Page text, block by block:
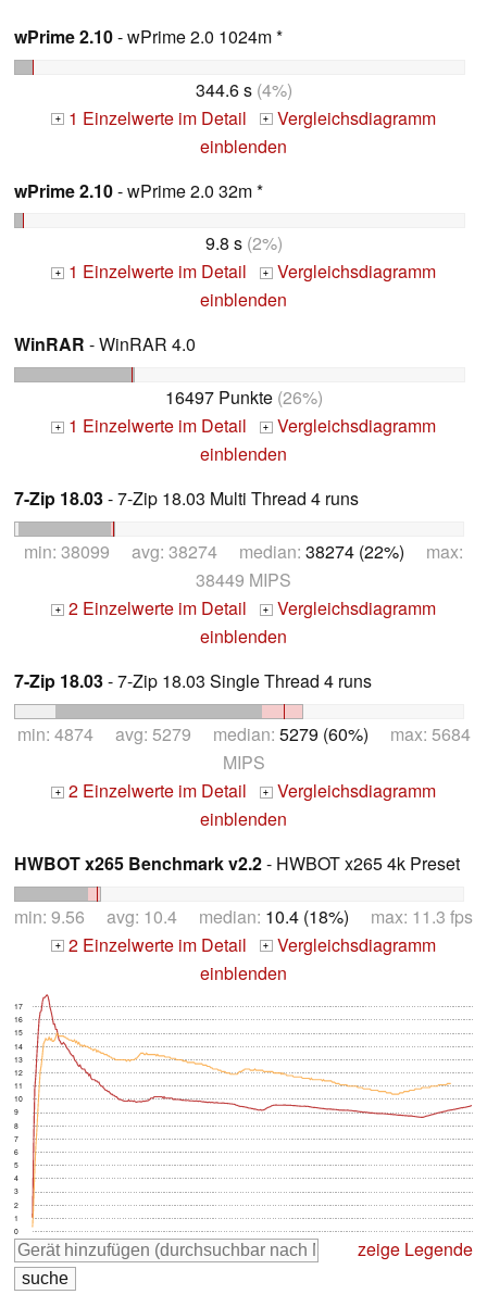
wPrime 2.10- wPrime 2.0 1024m *
344.6 s(4%)
+ 1 Einzelwerte im Detail + Vergleichsdiagramm
einblenden
wPrime 2.10- wPrime 2.0 32m *
9.8 s(2%)
+ 1 Einzelwerte im Detail + Vergleichsdiagramm
einblenden
WinRAR - WinRAR 4.0
16497 Punkte(26%)
+ 1 Einzelwerte im Detail + Vergleichsdiagramm
einblenden
7-Zip 18.03- 7-Zip 18.03 Multi Thread 4 runs
min: 38099 avg: 38274 median: 38274 (22%) max:
38449 MIPS
+ 2 Einzelwerte im Detail + Vergleichsdiagramm
einblenden
7-Zip 18.03- 7-Zip 18.03 Single Thread 4 runs
min: 4874 avg: 5279 median: 5279 (60%) max: 5684
MIPS
+ 2 Einzelwerte im Detail + Vergleichsdiagramm
einblenden
HWBOT x265 Benchmark v2.2- HWBOT x265 4k Preset
min: 9.56 avg: 10.4 median: 10.4 (18%) max: 11.3 fps
+ 2 Einzelwerte im Detail + Vergleichsdiagramm
einblenden
0
1
2
3
4
5
6
7
8
9
10
11
12
13
14
15
16
17
zeige Legende